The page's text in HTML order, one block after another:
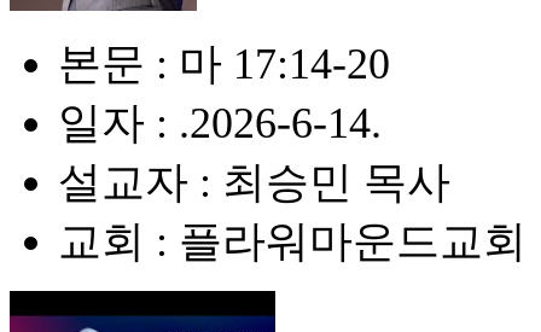
본문 : 마 17:14-20
일자 : .2026-6-14.
설교자 : 최승민 목사
교회 : 플라워마운드교회